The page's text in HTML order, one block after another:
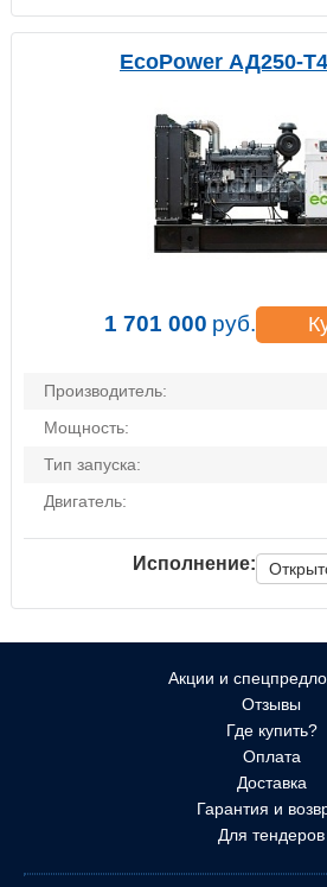
EcoPower АД250-
1 701 000 руб.
Производитель:
Мощность:
Тип запуска:
Двигатель:
Исполнение:
Акции и
Отзывы
Где купить?
Оплата
Доставка
Гарантия и
Для тендеров